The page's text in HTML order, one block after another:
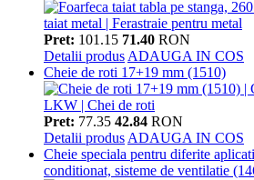
Pret: 101.15 71.40 RON
Detalii produs ADAUGA IN COS
Cheie de roti 17+19 mm (1510)
Pret: 77.35 42.84 RON
Detalii produs ADAUGA IN COS
Cheie speciala pentru diferite
conditionat, sisteme de ventilatie